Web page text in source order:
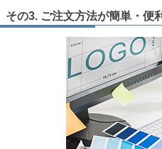
その3. ご注文方法が簡単・便